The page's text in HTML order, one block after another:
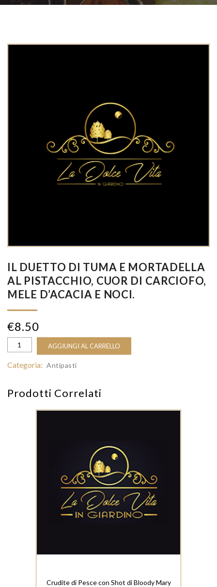
IL DUETTO DI TUMA E MORTADELLA
AL PISTACCHIO, CUOR DI CARCIOFO,
MELE D’ACACIA E NOCI.
€8.50
AGGIUNGI AL CARRELLO
Categoria: Antipasti
Prodotti Correlati
Crudite di Pesce con Shot di Bloody Mary